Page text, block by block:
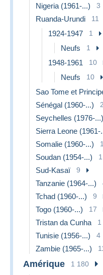
Nigeria (1961-...) 3
Ruanda-Urundi 11
1924-1947 1
Neufs 1
1948-1961 10
Neufs 10
Sao Tome et
Sénégal (1960-...)
Seychelles (1976-...)
Sierra Leone (1961-
Somalie (1960-...) 1
Soudan (1954-...) 1
Sud-Kasaï 9
Tanzanie (1964-...)
Tchad (1960-...) 9
Togo (1960-...) 17
Tristan da Cunha 1
Tunisie (1956-...) 4
Zambie (1965-...)
Amérique 1 180